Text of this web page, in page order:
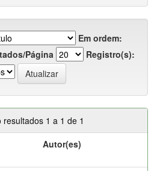
Em ordem:
Página
Registro(s):
resultados 1 a 1 de 1
Autor(es)